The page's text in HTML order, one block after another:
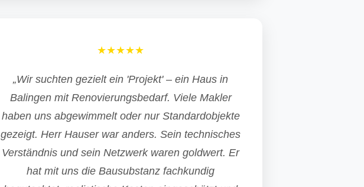
★★★★★
„Wir suchten gezielt ein 'Projekt' – ein Haus in
Balingen mit Renovierungsbedarf. Viele Makler
haben uns abgewimmelt oder nur Standardobjekte
gezeigt. Herr Hauser war anders. Sein technisches
Verständnis und sein Netzwerk waren goldwert. Er
hat mit uns die Bausubstanz fachkundig